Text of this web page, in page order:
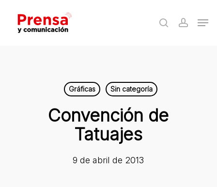
main
search
Gráficas Sin categoría
Convención de
Tatuajes
9 de abril de 2013